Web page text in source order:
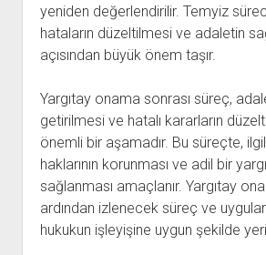
yeniden değerlendirilir. Temyiz
hataların düzeltilmesi ve adaletin
açısından büyük önem taşır.
Yargıtay onama sonrası süreç,
getirilmesi ve hatalı kararların
önemli bir aşamadır. Bu süreçte,
haklarının korunması ve adil bir
sağlanması amaçlanır. Yargıtay
ardından izlenecek süreç ve
hukukun işleyişine uygun şekilde